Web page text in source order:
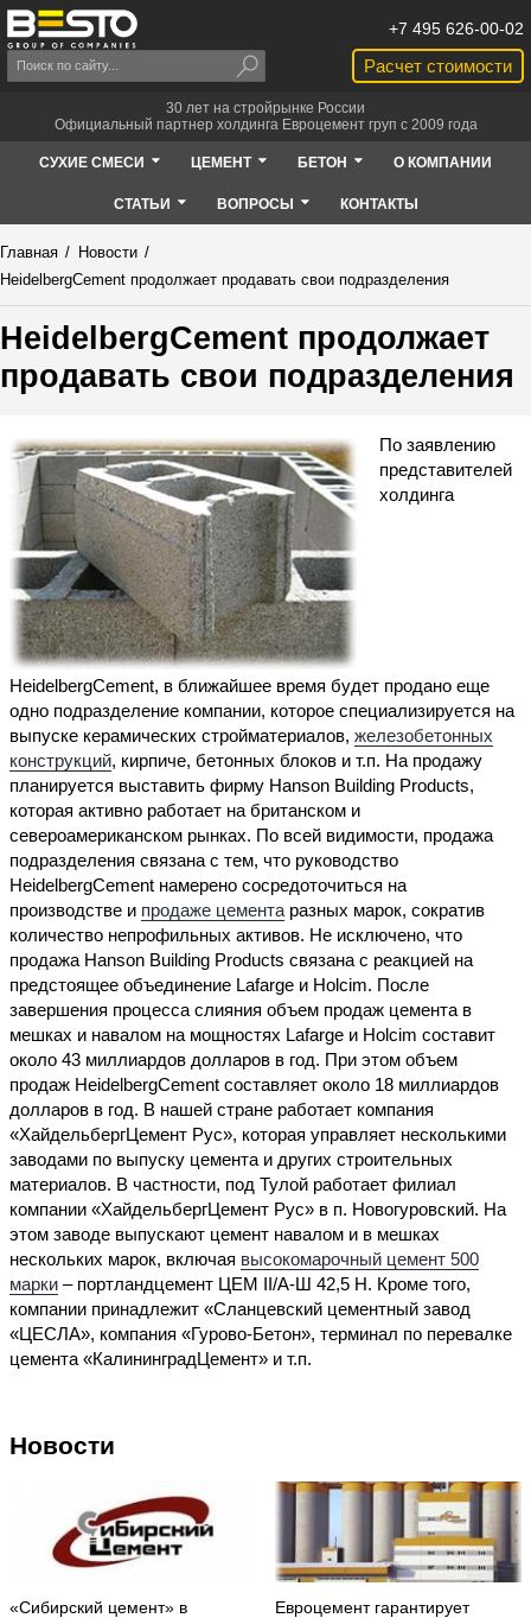
Расчет стоимости
+7 495 626-00-02
30 лет на стройрынке России
Официальный партнер холдинга Евроцемент груп с 2009 года
СУХИЕ СМЕСИ ЦЕМЕНТ БЕТОН О КОМПАНИИ
СТАТЬИ ВОПРОСЫ КОНТАКТЫ
Главная / Новости /
HeidelbergCement продолжает продавать свои подразделения
HeidelbergCement продолжает
продавать свои подразделения
По заявлению
представителей
холдинга
HeidelbergCement, в ближайшее время будет продано еще
одно подразделение компании, которое специализируется на
выпуске керамических стройматериалов, железобетонных
конструкций, кирпиче, бетонных блоков и т.п. На продажу
планируется выставить фирму Hanson Building Products,
которая активно работает на британском и
североамериканском рынках. По всей видимости, продажа
подразделения связана с тем, что руководство
HeidelbergCement намерено сосредоточиться на
производстве и продаже цемента разных марок, сократив
количество непрофильных активов. Не исключено, что
продажа Hanson Building Products связана с реакцией на
предстоящее объединение Lafarge и Holcim. После
завершения процесса слияния объем продаж цемента в
мешках и навалом на мощностях Lafarge и Holcim составит
около 43 миллиардов долларов в год. При этом объем
продаж HeidelbergCement составляет около 18 миллиардов
долларов в год. В нашей стране работает компания
«ХайдельбергЦемент Рус», которая управляет несколькими
заводами по выпуску цемента и других строительных
материалов. В частности, под Тулой работает филиал
компании «ХайдельбергЦемент Рус» в п. Новогуровский. На
этом заводе выпускают цемент навалом и в мешках
нескольких марок, включая высокомарочный цемент 500
марки – портландцемент ЦЕМ II/А-Ш 42,5 Н. Кроме того,
компании принадлежит «Сланцевский цементный завод
«ЦЕСЛА», компания «Гурово-Бетон», терминал по перевалке
цемента «КалининградЦемент» и т.п.
Новости
«Сибирский цемент» в
Евроцемент гарантирует